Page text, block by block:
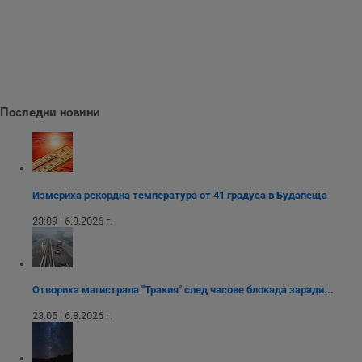
Последни новини
Измериха рекордна температура от 41 градуса в Будапеща
23:09 | 6.8.2026 г.
Отвориха магистрала "Тракия" след часове блокада заради...
23:05 | 6.8.2026 г.
функционалност на уебсайта, като потребителско
влизане и управление на акаунта. Уебсайтът не може да
се използва правилно без строго необходими
бисквитки.
Валиден
__RequestVerificationToken